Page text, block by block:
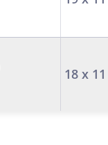
18 x 11